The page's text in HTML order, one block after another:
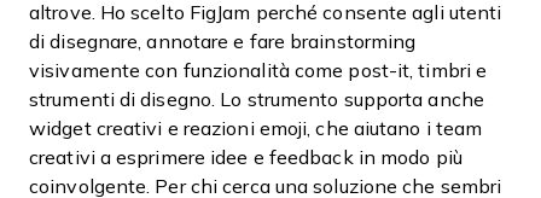
altrove. Ho scelto FigJam perché consente agli utenti
di disegnare, annotare e fare brainstorming
visivamente con funzionalità come post-it, timbri e
strumenti di disegno. Lo strumento supporta anche
widget creativi e reazioni emoji, che aiutano i team
creativi a esprimere idee e feedback in modo più
coinvolgente. Per chi cerca una soluzione che sembri